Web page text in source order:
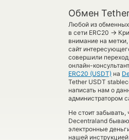
Обмен
Любой из обменных
в сети ERC20 →
внимание на
сайт
совершили
онлайн-
ERC20 (USDT) на
Tether USDT
написать нам о
администратором
Не стоит
Decentraland
электронные
нашей инструкцией